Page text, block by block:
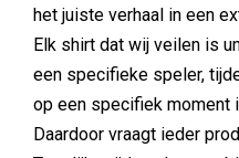
het juiste verhaal in een
Elk shirt dat wij veilen is
een specifieke speler,
op een specifiek moment
Daardoor vraagt ieder